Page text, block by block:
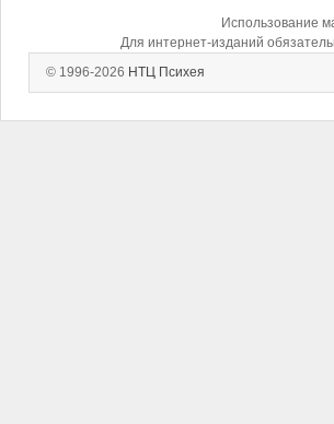
Использование
Для интернет-изданий
© 1996-2026 НТЦ Психея